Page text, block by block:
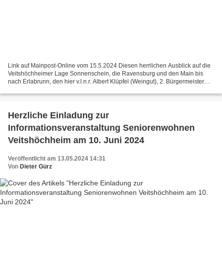
Link auf Mainpost-Online vom 15.5.2024 Diesen herrlichen Ausblick auf die
Veitshöchheimer Lage Sonnenschein, die Ravensburg und den Main bis
nach Erlabrunn, den hier v.l.n.r. Albert Klüpfel (Weingut), 2. Bürgermeister
Herzliche Einladung zur
Informationsveranstaltung Seniorenwohnen
Veitshöchheim am 10. Juni 2024
Veröffentlicht am 13.05.2024 14:31
Von Dieter Gürz